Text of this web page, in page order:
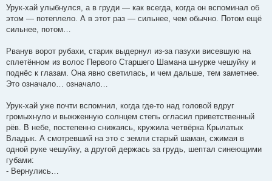
Урук-хай улыбнулся, а в груди — как всегда, когда он вспоминал об
этом — потеплело. А в этот раз — сильнее, чем обычно. Потом ещё
сильнее, потом…
Рванув ворот рубахи, старик выдернул из-за пазухи висевшую на
сплетённом из волос Первого Старшего Шамана шнурке чешуйку и
поднёс к глазам. Она явно светилась, и чем дальше, тем заметнее.
Это означало… означало…
Урук-хай уже почти вспомнил, когда где-то над головой вдруг
громыхнуло и выжженную солнцем степь огласил приветственный
рёв. В небе, постепенно снижаясь, кружила четвёрка Крылатых
Владык. А смотревший на это с земли старый шаман, сжимая в
одной руке чешуйку, а другой держась за грудь, шептал синеющими
губами:
- Вернулись…